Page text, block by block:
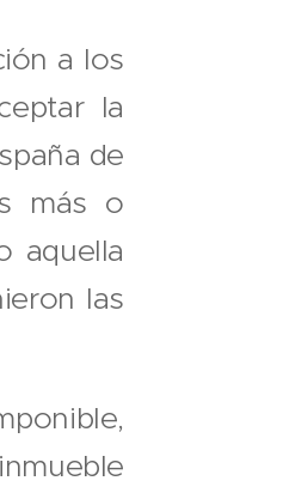
a los
la
de
más o
aquella
las